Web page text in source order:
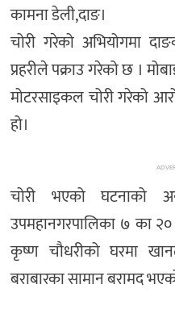
कामना डेली,दाङ।
चोरी गरेको अभियोगमा
प्रहरीले पक्राउ गरेको छ ।
मोटरसाइकल चोरी गरेको
हो।
चोरी भएको घटनाको
उपमहानगरपालिका ७ का २०
कृष्ण चौधरीको घरमा
बराबारका सामान बरामद